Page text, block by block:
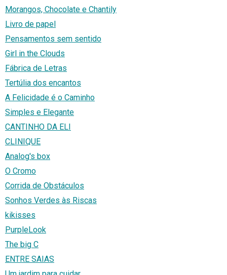
Morangos, Chocolate e Chantily
Livro de papel
Pensamentos sem sentido
Girl in the Clouds
Fábrica de Letras
Tertúlia dos encantos
A Felicidade é o Caminho
Simples e Elegante
CANTINHO DA ELI
CLINIQUE
Analog's box
O Cromo
Corrida de Obstáculos
Sonhos Verdes às Riscas
kikisses
PurpleLook
The big C
ENTRE SAIAS